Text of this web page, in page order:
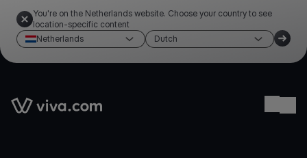
You're on the Netherlands website. Choose your country to see
location-specific content
Netherlands
Dutch
Link to the homepage